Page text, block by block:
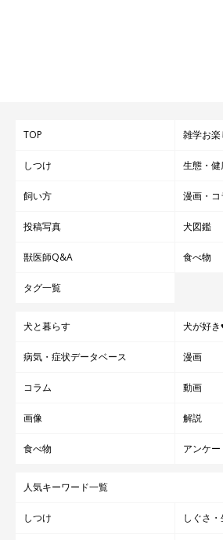
TOP 雑学お楽
しつけ 生態・健
飼い方 漫画・コ
投稿写真 犬図鑑
獣医師Q&A 食べ物
タグ一覧
犬と暮らす 犬が好き
病気・症状データベース 漫画
コラム 動画
画像 解説
食べ物 アンケー
人気キーワード一覧
しつけ しぐさ